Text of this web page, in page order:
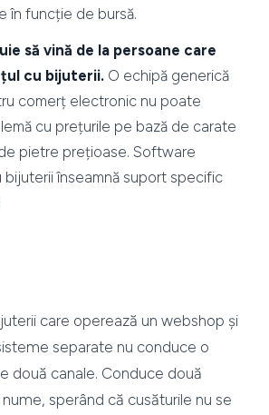
în funcție de bursă.
să vină de la persoane care
cu bijuterii. O echipă generică
comerț electronic nu poate
cu prețurile pe bază de carate
pietre prețioase. Software
înseamnă suport specific
care operează un webshop și
separate nu conduce o
două canale. Conduce două
sperând că cusăturile nu se